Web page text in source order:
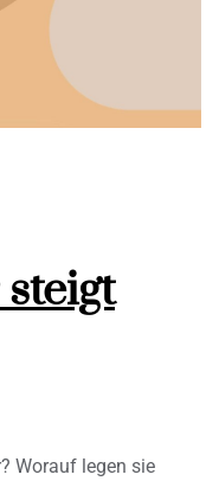
Worauf legen sie